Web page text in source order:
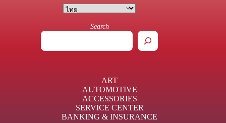
Search
ART
AUTOMOTIVE
ACCESSORIES
SERVICE CENTER
BANKING & INSURANCE